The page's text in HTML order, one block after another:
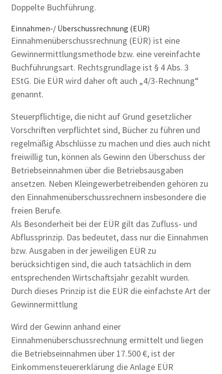
Doppelte Buchführung.
Einnahmen-/ Überschussrechnung (EÜR)
Einnahmenüberschussrechnung (EÜR) ist eine
Gewinnermittlungsmethode bzw. eine vereinfachte
Buchführungsart. Rechtsgrundlage ist § 4 Abs. 3
EStG. Die EÜR wird daher oft auch „4/3-Rechnung“
genannt.
Steuerpflichtige, die nicht auf Grund gesetzlicher
Vorschriften verpflichtet sind, Bücher zu führen und
regelmäßig Abschlüsse zu machen und dies auch nicht
freiwillig tun, können als Gewinn den Überschuss der
Betriebseinnahmen über die Betriebsausgaben
ansetzen. Neben Kleingewerbetreibenden gehören zu
den Einnahmenüberschussrechnern insbesondere die
freien Berufe.
Als Besonderheit bei der EÜR gilt das Zufluss- und
Abflussprinzip. Das bedeutet, dass nur die Einnahmen
bzw. Ausgaben in der jeweiligen EÜR zu
berücksichtigen sind, die auch tatsächlich in dem
entsprechenden Wirtschaftsjahr gezahlt wurden.
Durch dieses Prinzip ist die EÜR die einfachste Art der
Gewinnermittlung
Wird der Gewinn anhand einer
Einnahmenüberschussrechnung ermittelt und liegen
die Betriebseinnahmen über 17.500 €, ist der
Einkommensteuererklärung die Anlage EÜR